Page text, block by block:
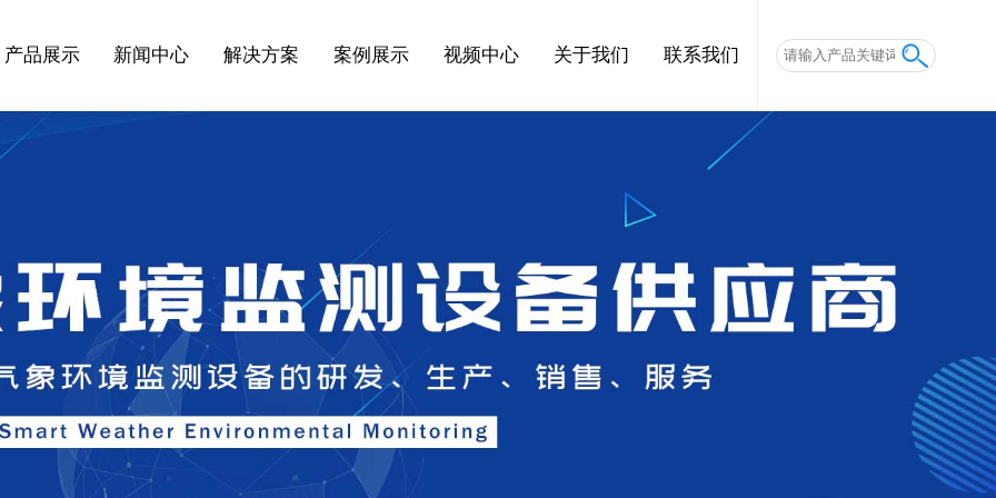
产品展示 新闻中心 解决方案 案例展示 视频中心 关于我们 联系我们